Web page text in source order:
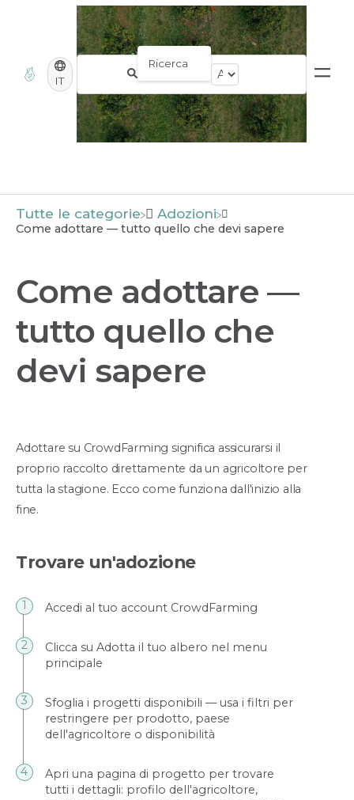
IT
Tutte le categorie ​Adozioni
Come adottare — tutto quello che devi sapere
Come adottare —
tutto quello che
devi sapere
Adottare su CrowdFarming significa assicurarsi il
proprio raccolto direttamente da un agricoltore per
tutta la stagione. Ecco come funziona dall'inizio alla
fine.
Trovare un'adozione
Accedi al tuo account CrowdFarming
Clicca su Adotta il tuo albero nel menu
principale
Sfoglia i progetti disponibili — usa i filtri per
restringere per prodotto, paese
dell'agricoltore o disponibilità
Apri una pagina di progetto per trovare
tutti i dettagli: profilo dell'agricoltore,